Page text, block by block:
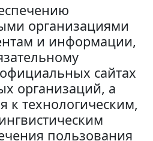
организациями
и информации,
сайтах
организаций, а
к технологическим,
пользования